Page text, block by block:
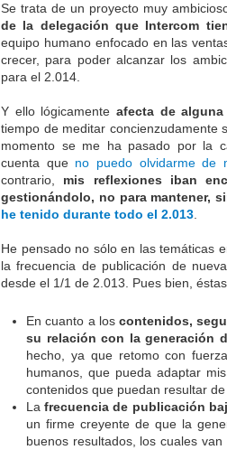
Se trata de un proyecto muy
de la delegación que Intercom
equipo humano enfocado en las
crecer, para poder alcanzar los
para el 2.014.
Y ello lógicamenteafecta de
tiempo de meditar concienzudamente
momento se me ha pasado por la
cuenta que no puedo olvidarme de
contrario, mis reflexiones iban
gestionándolo, no para mantener,
he tenido durante todo el 2.013
He pensado no sólo en las temáticas
la frecuencia de publicación de
desde el 1/1 de 2.013. Pues bien,
En cuanto a los contenidos,
su relación con la generación
hecho, ya que retomo con
humanos, que pueda adaptar
contenidos que puedan resultar
Lafrecuencia de publicación
un firme creyente de que la
buenos resultados, los cuales